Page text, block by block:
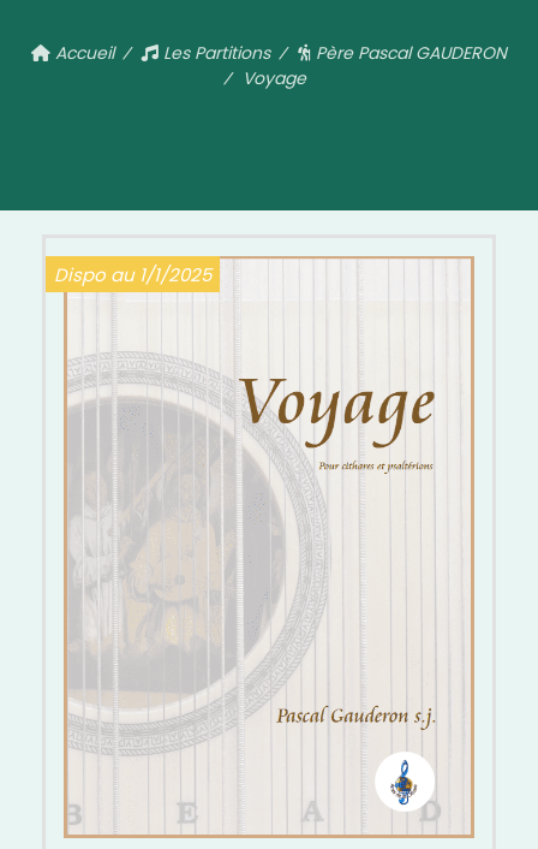
Accueil Les Partitions
Père Pascal GAUDERON
Voyage
Dispo au 1/1/2025